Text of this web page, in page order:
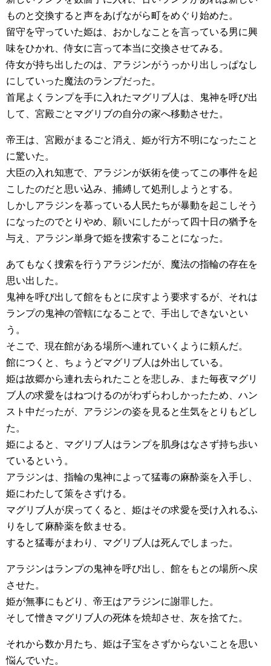
ものと交換すると声をあげながら町をめぐり始めた。
留守を守っていた姫は、おかしなことを言っている男に興
味をひかれ、侍女に言って本当に交換させてみる。
侍女が持ち出したのは、アラジンがうっかり出しっぱなし
にしていった魔法のランプだった。
首尾よくランプを手に入れたマグリブ人は、鬼神を呼び出
して、宮殿ごとマグリブの自分の家へ移動させた。
帝王は、宮殿がまるごと消え、姫が行方不明になったこと
に驚いた。
大臣の入れ知恵で、アラジンが妖術を使ってこの事件を起
こしたのだと思い込み、捕縛して処刑しようとする。
しかしアラジンを慕っている人民たちが暴動を起こしそう
になったのでとりやめ、願いにしたがって四十日の猶予を
与え、アラジン単身で姫を捜索することになった。
あてもなく捜索を行うアラジンだが、魔法の指輪の存在を
思い出した。
鬼神を呼び出して館をもとに戻すよう要求するが、それは
ランプの鬼神の管轄になることで、手出しできないとい
う。
そこで、現在館がある場所へ連れていくように頼んだ。
館につくと、ちょうどマグリブ人は外出している。
姫は故郷から連れ去られたことを悲しみ、また毎夜マグリ
ブ人の求愛をはねつけるのがわずらわしかったため、ハン
スト中だったが、アラジンの姿を見ると生気をとりもどし
た。
姫によると、マグリブ人はランプを肌身はなさず持ち歩い
ているという。
アラジンは、指輪の鬼神によって猛毒の麻酔薬を入手し、
姫にわたして策をさずける。
マグリブ人が戻ってくると、姫はその求愛を受け入れるふ
りをして麻酔薬を飲ませる。
すると猛毒がまわり、マグリブ人は死んでしまった。
アラジンはランプの鬼神を呼び出し、館をもとの場所へ戻
させた。
姫が無事にもどり、帝王はアラジンに謝罪した。
そして憎きマグリブ人の死体を焼却させ、灰を捨てた。
それから数か月たち、姫は子宝をさずからないことを思い
悩んでいた。